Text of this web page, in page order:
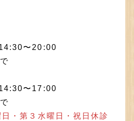
〜20:00
〜17:00
・第３水曜日・祝日休診